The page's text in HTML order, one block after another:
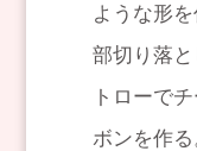
ような形
部切り落
トローで
ボンを作る